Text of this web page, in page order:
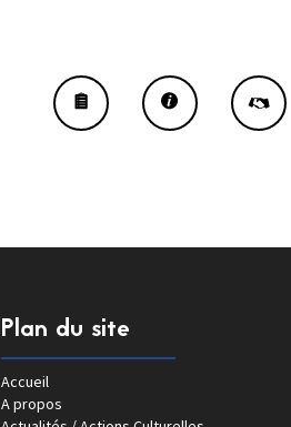
Plan du site
Accueil
A propos